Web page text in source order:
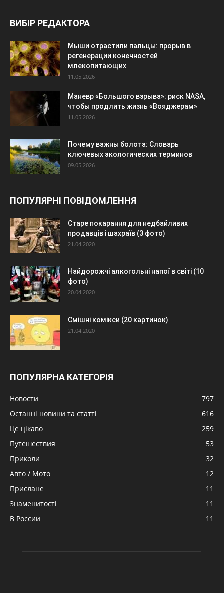
ВИБІР РЕДАКТОРА
Мыши отрастили пальцы: прорыв в
регенерации конечностей
млекопитающих
11.05.2026
Маневр «Большого взрыва»: риск NASA,
чтобы продлить жизнь «Вояджерам»
11.05.2026
Почему важны болота: Словарь
ключевых экологических терминов
09.05.2026
ПОПУЛЯРНІ ПОВІДОМЛЕННЯ
Старе покарання для недбайливих
продавців і шахраїв (3 фото)
21.04.2020
Найдорожчі алкогольні напої в світі (10
фото)
20.04.2020
Смішні комікси (20 картинок)
21.04.2020
ПОПУЛЯРНА КАТЕГОРІЯ
Новости
797
Останні новини та статті
616
Це цікаво
259
Путешествия
53
Приколи
32
Авто / Мото
12
Прислане
11
Знаменитості
11
В России
11